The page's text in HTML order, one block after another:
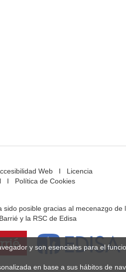
WebI Licencia
I Política de Cookies
sido posible gracias al mecenazgo de
y la RSC de Edisa
y son esenciales para el
en base a sus hábitos de